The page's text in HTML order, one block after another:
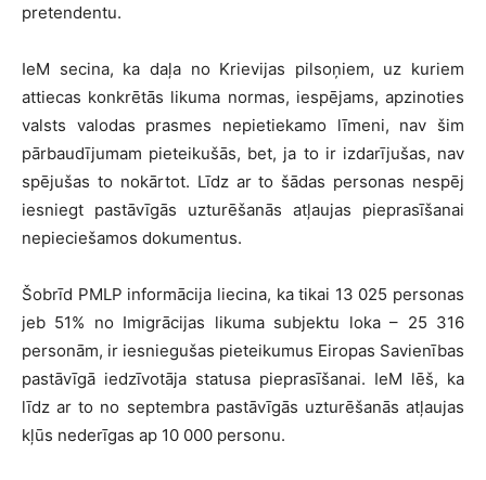
pretendentu.
IeM secina, ka daļa no Krievijas pilsoņiem, uz kuriem
attiecas konkrētās likuma normas, iespējams, apzinoties
valsts valodas prasmes nepietiekamo līmeni, nav šim
pārbaudījumam pieteikušās, bet, ja to ir izdarījušas, nav
spējušas to nokārtot. Līdz ar to šādas personas nespēj
iesniegt pastāvīgās uzturēšanās atļaujas pieprasīšanai
nepieciešamos dokumentus.
Šobrīd PMLP informācija liecina, ka tikai 13 025 personas
jeb 51% no Imigrācijas likuma subjektu loka – 25 316
personām, ir iesniegušas pieteikumus Eiropas Savienības
pastāvīgā iedzīvotāja statusa pieprasīšanai. IeM lēš, ka
līdz ar to no septembra pastāvīgās uzturēšanās atļaujas
kļūs nederīgas ap 10 000 personu.